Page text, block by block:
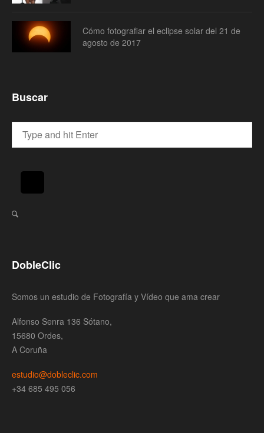
Cómo fotografiar el eclipse solar del 21 de
agosto de 2017
Buscar
DobleClic
Somos un estudio de Fotografía y Vídeo que ama crear
Alfonso Senra 136 Sótano,
15680 Ordes,
A Coruña
estudio@dobleclic.com
+34 685 495 056